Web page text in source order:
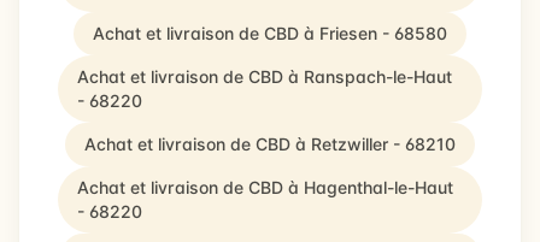
Achat et livraison de CBD à Friesen - 68580
Achat et livraison de CBD à Ranspach-le-Haut
- 68220
Achat et livraison de CBD à Retzwiller - 68210
Achat et livraison de CBD à Hagenthal-le-Haut
- 68220